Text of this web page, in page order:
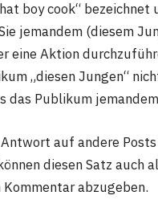
boy cook“
jemandem (diesem
eine Aktion
„diesen Jungen“
das Publikum
auf andere
diesen Satz auch
abzugeben.